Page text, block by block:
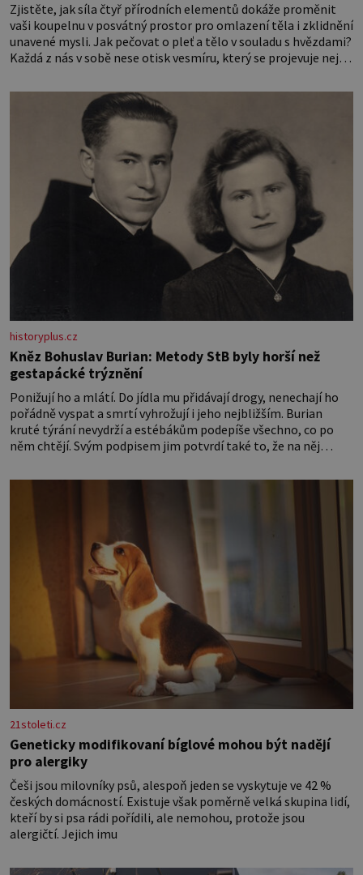
Zjistěte, jak síla čtyř přírodních elementů dokáže proměnit
vaši koupelnu v posvátný prostor pro omlazení těla i zklidnění
unavené mysli. Jak pečovat o pleť a tělo v souladu s hvězdami?
Každá z nás v sobě nese otisk vesmíru, který se projevuje nejen
Ženy narozené ve znamení Berana, Lva a Střelce v sobě nesou
žár, odvahu a neutuchající elán. Vaše
historyplus.cz
Kněz Bohuslav Burian: Metody StB byly horší než
gestapácké trýznění
Ponižují ho a mlátí. Do jídla mu přidávají drogy, nenechají ho
pořádně vyspat a smrtí vyhrožují i jeho nejbližším. Burian
kruté týrání nevydrží a estébákům podepíše všechno, co po
něm chtějí. Svým podpisem jim potvrdí také to, že na něj
Syn brněnského řezníka chce být knězem a
21stoleti.cz
Geneticky modifikovaní bíglové mohou být nadějí
pro alergiky
Češi jsou milovníky psů, alespoň jeden se vyskytuje ve 42 %
českých domácností. Existuje však poměrně velká skupina lidí,
kteří by si psa rádi pořídili, ale nemohou, protože jsou
alergičtí. Jejich imu